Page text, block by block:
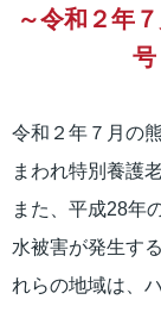
～令和２年
令和２年７月の
まわれ特別養護
また、平成28年
水被害が発生す
れらの地域は、